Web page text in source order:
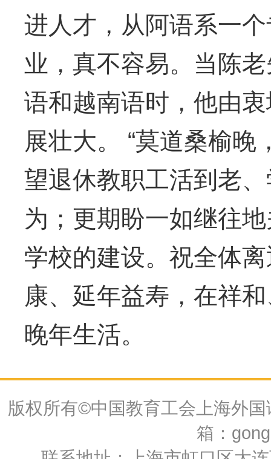
进人才，从阿语系一
业，真不容易。当陈
语和越南语时，他由
展壮大。 “莫道桑榆晚
望退休教职工活到老
为；更期盼一如继往
学校的建设。祝全体
康、延年益寿，在祥
晚年生活。
版权所有©中国教育工会上海外
箱：